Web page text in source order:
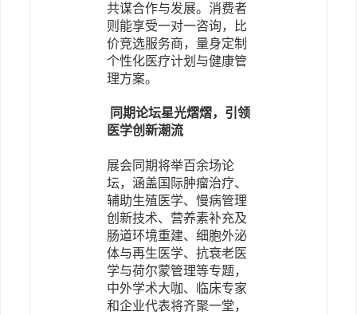
共谋合作与发展。消费者
则能享受一对一咨询，比
价竞选服务商，量身定制
个性化医疗计划与健康管
理方案。
同期论坛星光熠熠，引领
医学创新潮流
展会同期将举百余场论
坛，涵盖国际肿瘤治疗、
辅助生殖医学、慢病管理
创新技术、营养素补充及
肠道环境重建、细胞外泌
体与再生医学、抗衰老医
学与荷尔蒙管理等专题，
中外学术大咖、临床专家
和企业代表将齐聚一堂，